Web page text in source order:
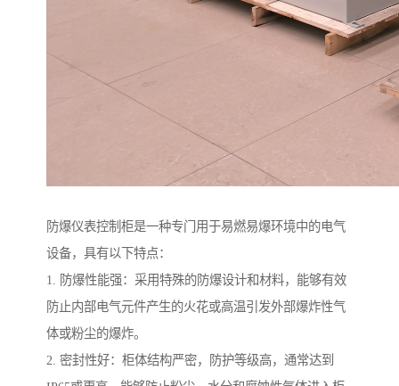
防爆仪表控制柜是一种专门用于易燃易爆环境中的电气
设备，具有以下特点：
1. 防爆性能强：采用特殊的防爆设计和材料，能够有效
防止内部电气元件产生的火花或高温引发外部爆炸性气
体或粉尘的爆炸。
2. 密封性好：柜体结构严密，防护等级高，通常达到